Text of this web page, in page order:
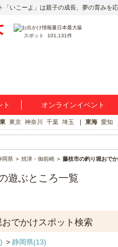
いこーよ」は親子の成長、夢の育みを応
スポット 101,131件
ト オンラインイベント
東京 神奈川 千葉 埼玉 東海 愛知
岡県 焼津・御前崎 藤枝市の釣り堀おで
遊ぶところ一覧
でかけスポット検索
> 静岡県(13)